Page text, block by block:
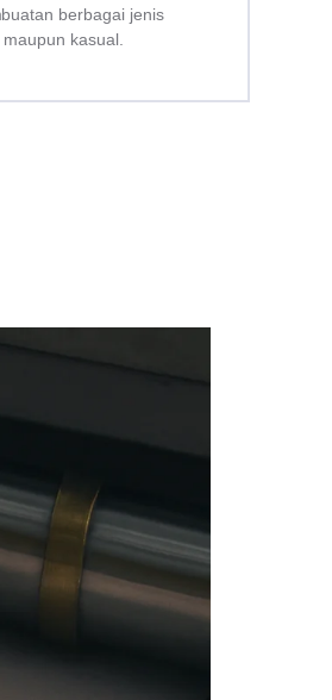
berbagai jenis
kasual.